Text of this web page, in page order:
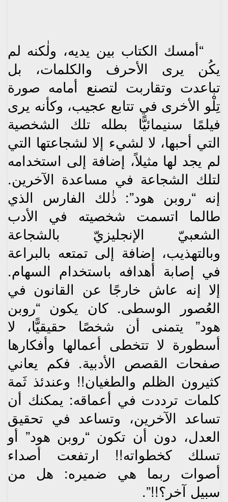
“أمسك الكتاب بين يديه، ولٰكنه لم
يكُن يرى الأحرف والكلمات، بل
تباعدت وتقاربت لتصنع أمامه صورة
تِلْو الأخرى في تتابع عجيب، وكأنه يرى
فيلمًا سنيمائيًّا بطله تلك الشخصية
التي أحبها، لا لشيء إلا لشجاعتها التي
لم يجد لها مثيلاً، إضافة إلى استخدامه
لتلك الشجاعة في مساعدة الآخرين.
إنه “روبن هود”: ذٰلك الفارس الذي
طالما اتسمت شخصيته في الأدب
الشعبيّ الإنجليزيّ بالشجاعة
وبالتهذيب، إضافة إلى تمتعه بالبراعة
في إصابة أهدافه باستخدام السهام.
إلا إنه عاش خارجًا عن القانون في
العُصور الوسطى. كان يكون “روبن
هود” يتمنى أن شخصًا حقيقيًّا، لا
أسطورة لا تتخطى أعمالها وأفكارها
صفحات القصص الأدبية. فكم يعاني
كثيرون الظلم والطغيان!! وعندئذ ثَمة
كلمات ترددت في أعماقه: يمكنك أن
تساعد الآخرين، وتساعد في تحقيق
العدل، دون أن تكون “روبن هود” أو
تسلك كخطواته!! ارتفعت أصداء
أصوات ربما هي ضميره: هل من
سبيل آخر؟!!”.